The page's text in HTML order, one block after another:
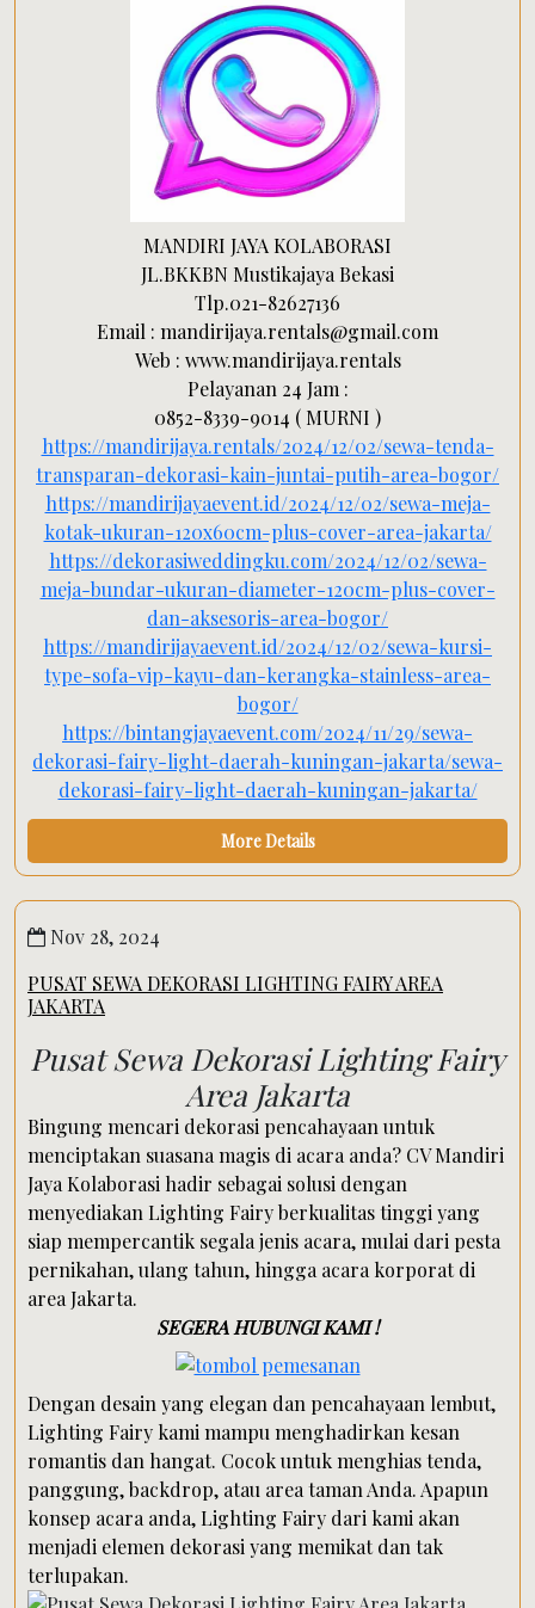
MANDIRI JAYA KOLABORASI
JL.BKKBN Mustikajaya Bekasi
Tlp.021-82627136
Email : mandirijaya.rentals@gmail.com
Web : www.mandirijaya.rentals
Pelayanan 24 Jam :
0852-8339-9014 ( MURNI )
https://mandirijaya.rentals/2024/12/02/sewa-tenda-
transparan-dekorasi-kain-juntai-putih-area-bogor/
https://mandirijayaevent.id/2024/12/02/sewa-meja-
kotak-ukuran-120x60cm-plus-cover-area-jakarta/
https://dekorasiweddingku.com/2024/12/02/sewa-
meja-bundar-ukuran-diameter-120cm-plus-cover-
dan-aksesoris-area-bogor/
https://mandirijayaevent.id/2024/12/02/sewa-kursi-
type-sofa-vip-kayu-dan-kerangka-stainless-area-
bogor/
https://bintangjayaevent.com/2024/11/29/sewa-
dekorasi-fairy-light-daerah-kuningan-jakarta/sewa-
dekorasi-fairy-light-daerah-kuningan-jakarta/
More Details
Nov 28, 2024
PUSAT SEWA DEKORASI LIGHTING FAIRY AREA
JAKARTA
Pusat Sewa Dekorasi Lighting Fairy
Area Jakarta
Bingung mencari dekorasi pencahayaan untuk
menciptakan suasana magis di acara anda? CV Mandiri
Jaya Kolaborasi hadir sebagai solusi dengan
menyediakan Lighting Fairy berkualitas tinggi yang
siap mempercantik segala jenis acara, mulai dari pesta
pernikahan, ulang tahun, hingga acara korporat di
area Jakarta.
SEGERA HUBUNGI KAMI !
Dengan desain yang elegan dan pencahayaan lembut,
Lighting Fairy kami mampu menghadirkan kesan
romantis dan hangat. Cocok untuk menghias tenda,
panggung, backdrop, atau area taman Anda. Apapun
konsep acara anda, Lighting Fairy dari kami akan
menjadi elemen dekorasi yang memikat dan tak
terlupakan.